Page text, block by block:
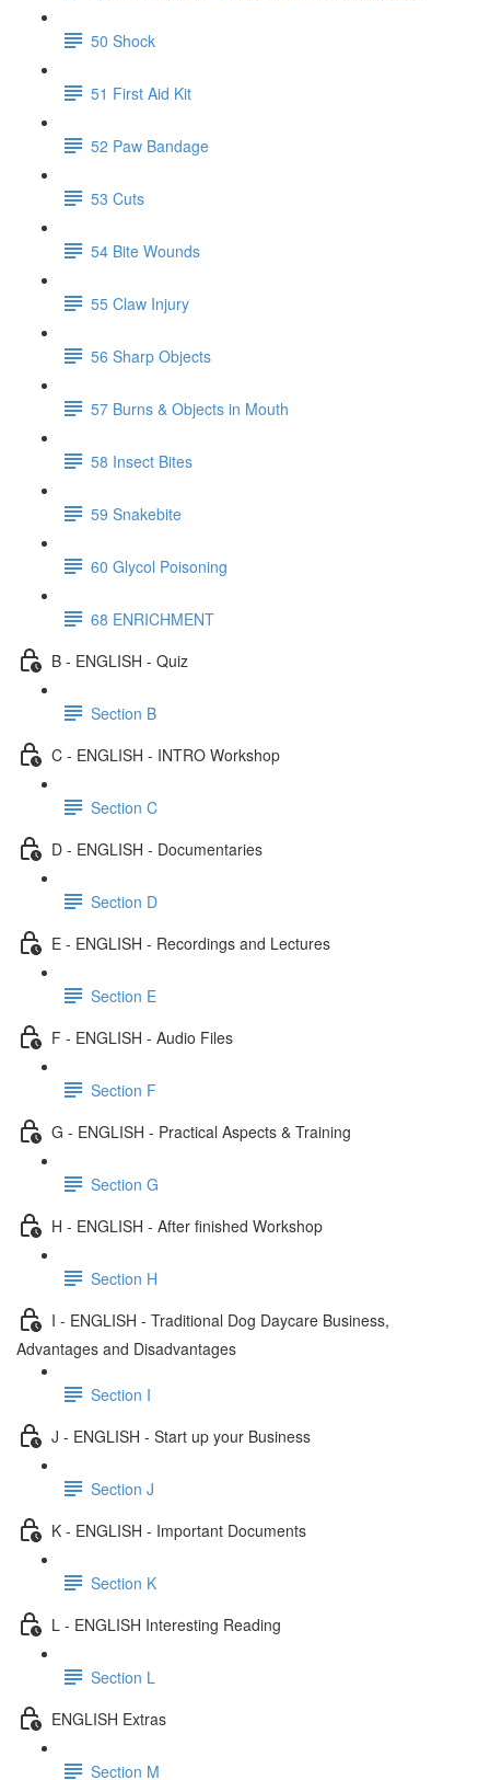
50 Shock
51 First Aid Kit
52 Paw Bandage
53 Cuts
54 Bite Wounds
55 Claw Injury
56 Sharp Objects
57 Burns & Objects in Mouth
58 Insect Bites
59 Snakebite
60 Glycol Poisoning
68 ENRICHMENT
B - ENGLISH - Quiz
Section B
C - ENGLISH - INTRO Workshop
Section C
D - ENGLISH - Documentaries
Section D
E - ENGLISH - Recordings and Lectures
Section E
F - ENGLISH - Audio Files
Section F
G - ENGLISH - Practical Aspects & Training
Section G
H - ENGLISH - After finished Workshop
Section H
I - ENGLISH - Traditional Dog Daycare Business,
Advantages and Disadvantages
Section I
J - ENGLISH - Start up your Business
Section J
K - ENGLISH - Important Documents
Section K
L - ENGLISH Interesting Reading
Section L
ENGLISH Extras
Section M